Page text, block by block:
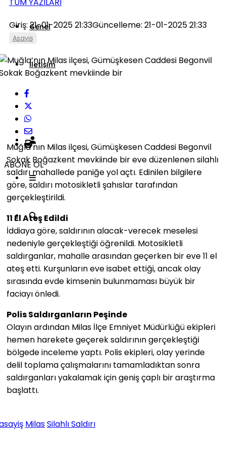
Genel
İletişim
Künye
Giriş: 21-01-2025 21:33Güncelleme: 21-01-2025 21:33
Asayiş
ABONE OL
Muğla’nın Milas ilçesi, Gümüşkesen Caddesi Begonvil
Sokak Boğazkent mevkiinde bir eve düzenlenen silahlı
saldırı mahallede paniğe yol açtı. Edinilen bilgilere
göre, saldırı motosikletli şahıslar tarafından
gerçekleştirildi.
11 El Ateş Edildi
İddiaya göre, saldırının alacak-verecek meselesi
nedeniyle gerçekleştiği öğrenildi. Motosikletli
saldırganlar, mahalle arasından geçerken bir eve 11 el
ateş etti. Kurşunların eve isabet ettiği, ancak olay
sırasında evde kimsenin bulunmaması büyük bir
faciayı önledi.
Polis Saldırganların Peşinde
Olayın ardından Milas İlçe Emniyet Müdürlüğü ekipleri
hemen harekete geçerek saldırının gerçekleştiği
bölgede inceleme yaptı. Polis ekipleri, olay yerinde
delil toplama çalışmalarını tamamladıktan sonra
saldırganları yakalamak için geniş çaplı bir araştırma
başlattı.
MilasSilahlı Saldırı